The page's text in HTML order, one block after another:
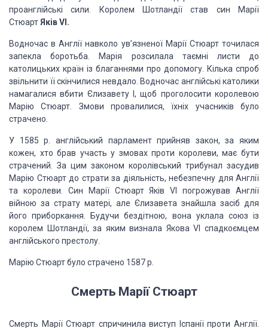
проанглійські сили. Королем Шотландії став син Марії
Стюарт Яків VI.
Водночас в Англії навколо ув’язненої Марії Стюарт точилася
запекла боротьба. Марія розсилала таємні листи до
католицьких країн із благаннями про допомогу. Кілька спроб
звільнити її скінчилися невдало. Водночас англійські католики
намагалися вбити Єлизавету I, щоб проголосити королевою
Марію Стюарт. Змови провалилися, їхніх учасників було
страчено.
У 1585 р. англійський парламент прийняв закон, за яким
кожен, хто брав участь у змовах проти королеви, має бути
страчений. За цим законом королівський трибунал засудив
Марію Стюарт до страти за діяльність, небезпечну для Англії
та королеви. Син Марії Стюарт Яків VI погрожував Англії
війною за страту матері, але Єлизавета знайшла засіб для
його приборкання. Будучи бездітною, вона уклала союз із
королем Шотландії, за яким визнала Якова VI спадкоємцем
англійського престолу.
Марію Стюарт було страчено 1587 р.
Смерть Марії Стюарт
Смерть Марії Стюарт спричинила виступ Іспанії проти Англії.